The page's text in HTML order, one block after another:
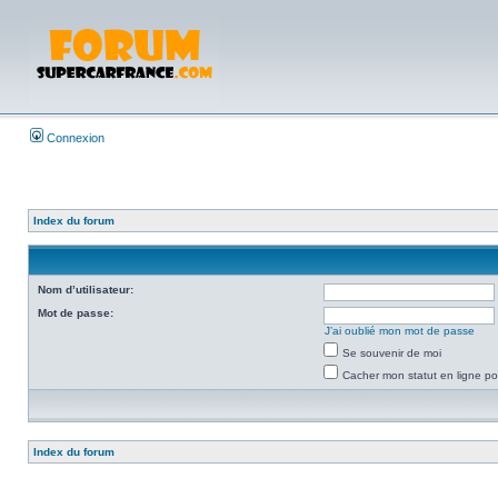
Connexion
Index du forum
Nom d’utilisateur:
Mot de passe:
J’ai oublié mon mot de passe
Se souvenir de moi
Cacher mon statut en ligne
Index du forum